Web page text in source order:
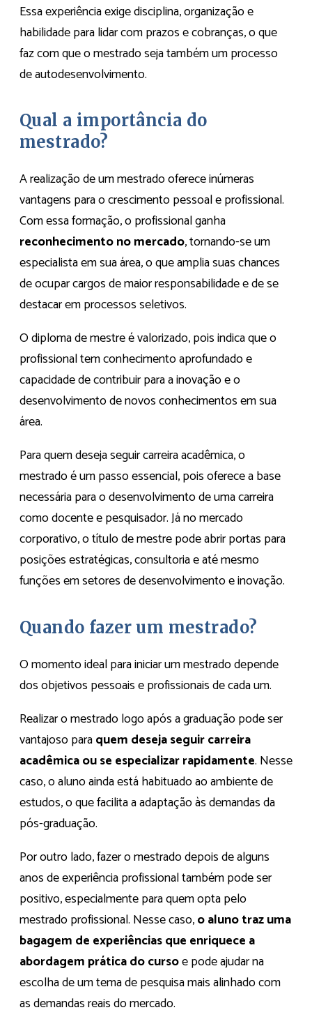
Essa experiência exige disciplina, organização e
habilidade para lidar com prazos e cobranças, o que
faz com que o mestrado seja também um processo
de autodesenvolvimento.
Qual a importância do
mestrado?
A realização de um mestrado oferece inúmeras
vantagens para o crescimento pessoal e profissional.
Com essa formação, o profissional ganha
reconhecimento no mercado, tornando-se um
especialista em sua área, o que amplia suas chances
de ocupar cargos de maior responsabilidade e de se
destacar em processos seletivos.
O diploma de mestre é valorizado, pois indica que o
profissional tem conhecimento aprofundado e
capacidade de contribuir para a inovação e o
desenvolvimento de novos conhecimentos em sua
área.
Para quem deseja seguir carreira acadêmica, o
mestrado é um passo essencial, pois oferece a base
necessária para o desenvolvimento de uma carreira
como docente e pesquisador. Já no mercado
corporativo, o título de mestre pode abrir portas para
posições estratégicas, consultoria e até mesmo
funções em setores de desenvolvimento e inovação.
Quando fazer um mestrado?
O momento ideal para iniciar um mestrado depende
dos objetivos pessoais e profissionais de cada um.
Realizar o mestrado logo após a graduação pode ser
vantajoso paraquem deseja seguir carreira
acadêmica ou se especializar rapidamente. Nesse
caso, o aluno ainda está habituado ao ambiente de
estudos, o que facilita a adaptação às demandas da
pós-graduação.
Por outro lado, fazer o mestrado depois de alguns
anos de experiência profissional também pode ser
positivo, especialmente para quem opta pelo
mestrado profissional. Nesse caso,o aluno traz uma
bagagem de experiências que enriquece a
abordagem prática do cursoe pode ajudar na
escolha de um tema de pesquisa mais alinhado com
as demandas reais do mercado.